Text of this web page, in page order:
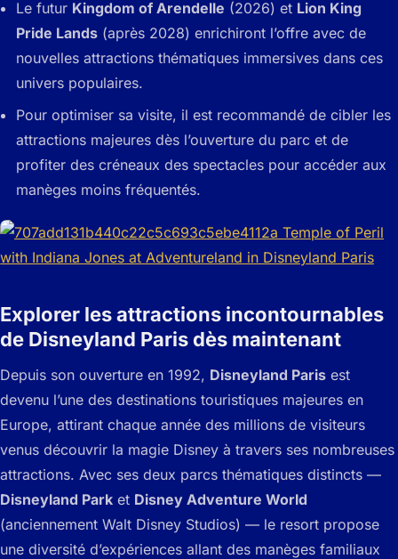
Le futur Kingdom of Arendelle (2026) et Lion King
Pride Lands (après 2028) enrichiront l’offre avec de
nouvelles attractions thématiques immersives dans ces
univers populaires.
Pour optimiser sa visite, il est recommandé de cibler les
attractions majeures dès l’ouverture du parc et de
profiter des créneaux des spectacles pour accéder aux
manèges moins fréquentés.
Explorer les attractions incontournables
de Disneyland Paris dès maintenant
Depuis son ouverture en 1992, Disneyland Paris est
devenu l’une des destinations touristiques majeures en
Europe, attirant chaque année des millions de visiteurs
venus découvrir la magie Disney à travers ses nombreuses
attractions. Avec ses deux parcs thématiques distincts —
Disneyland Park et Disney Adventure World
(anciennement Walt Disney Studios) — le resort propose
une diversité d’expériences allant des manèges familiaux